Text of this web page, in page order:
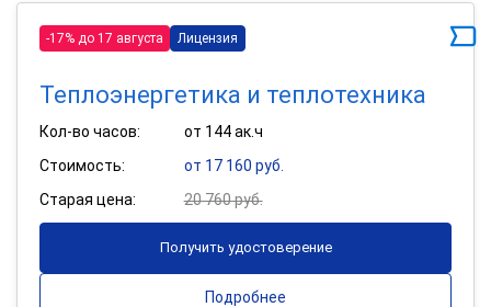
-17% до 17 августа Лицензия
Теплоэнергетика и теплотехника
Кол-во часов:
от 144 ак.ч
Стоимость:
от 17 160 руб.
Старая цена:
20 760 руб.
Получить удостоверение
Подробнее